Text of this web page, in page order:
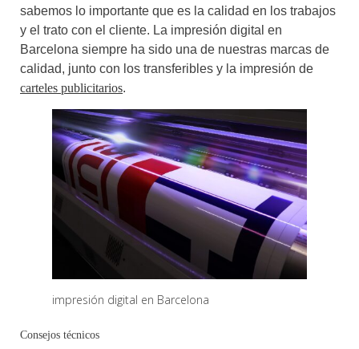
sabemos lo importante que es la calidad en los trabajos
y el trato con el cliente. La impresión digital en
Barcelona siempre ha sido una de nuestras marcas de
calidad, junto con los transferibles y la impresión de
carteles publicitarios.
impresión digital en Barcelona
Consejos técnicos